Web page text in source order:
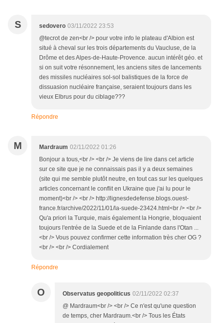
S sedovero 03/11/2022 23:53
@tecrot de zen<br /> pour votre info le plateau d'Albion est
situé à cheval sur les trois départements du Vaucluse, de la
Drôme et des Alpes-de-Haute-Provence. aucun intérêt géo. et
si on suit votre résonnement, les anciens sites de lancements
des missiles nucléaires sol-sol balistiques de la force de
dissuasion nucléaire française, seraient toujours dans les
vieux Elbrus pour du ciblage???
Répondre
M Mardraum 02/11/2022 01:26
Bonjour a tous,<br /> <br /> Je viens de lire dans cet article
sur ce site que je ne connaissais pas il y a deux semaines
(site qui me semble plutôt neutre, en tout cas sur les quelques
articles concernant le conflit en Ukraine que j'ai lu pour le
moment)<br /> <br /> http://lignesdedefense.blogs.ouest-
france.fr/archive/2022/11/01/la-suede-23424.html<br /> <br />
Qu'a priori la Turquie, mais également la Hongrie, bloquaient
toujours l'entrée de la Suede et de la Finlande dans l'Otan ...
<br /> Vous pouvez confirmer cette information très cher OG ?
<br /> <br /> Cordialement
Répondre
O Observatus geopoliticus 02/11/2022 02:37
@ Mardraum<br /> <br /> Ce n'est qu'une question
de temps, cher Mardraum.<br /> Tous les États